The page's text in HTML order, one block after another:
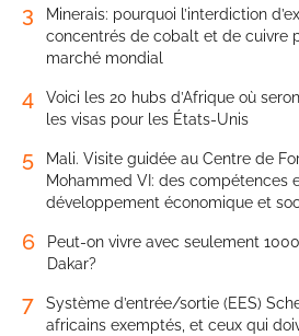
3
Minerais: pourquoi l’interdiction
concentrés de cobalt et de cuivre
marché mondial
4
Voici les 20 hubs d’Afrique où
les visas pour les États-Unis
5
Mali. Visite guidée au Centre de
Mohammed VI: des compétences
développement économique et
6
Peut-on vivre avec seulement
Dakar?
7
Système d’entrée/sortie (EES)
africains exemptés, et ceux qui